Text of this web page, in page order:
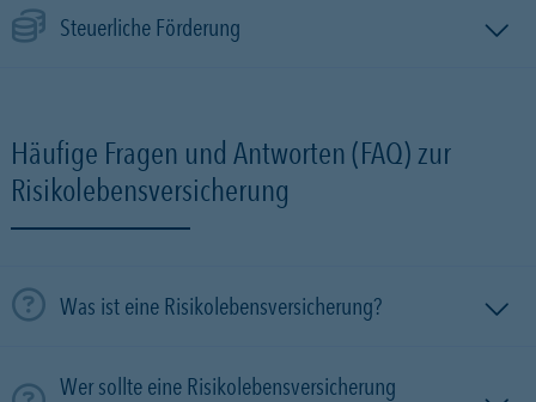
Steuerliche Förderung
Häufige Fragen und Antworten (FAQ) zur
Risikolebensversicherung
Was ist eine Risikolebensversicherung?
Wer sollte eine Risikolebensversicherung